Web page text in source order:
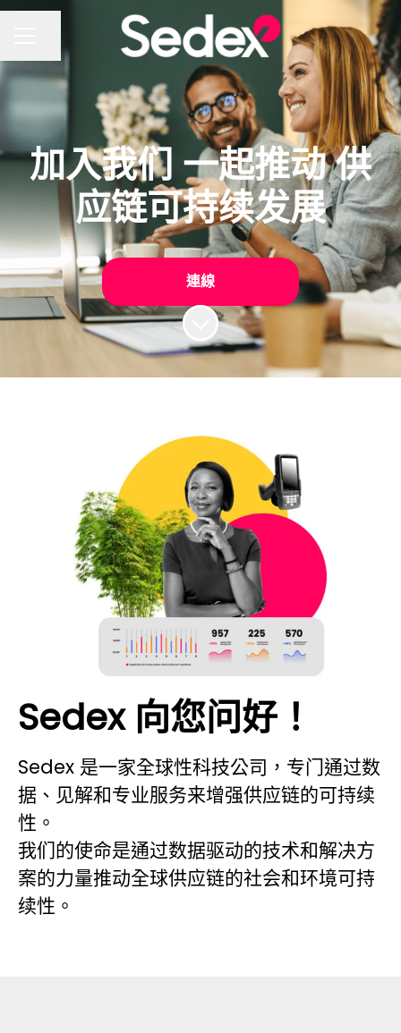
加入我们 一起推动 供
应链可持续发展
連線
滑動至內容
Sedex 向您问好！
Sedex 是一家全球性科技公司，专门通过数
据、见解和专业服务来增强供应链的可持续
性。
我们的使命是通过数据驱动的技术和解决方
案的力量推动全球供应链的社会和环境可持
续性。